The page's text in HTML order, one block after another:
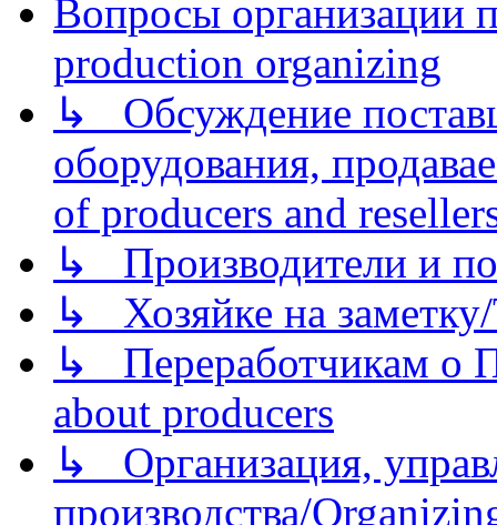
Вопросы организации
production organizing
↳ Обсуждение
оборудования,
of producers and
↳ Производители и
↳ Хозяйке на
↳ Переработчикам о
about producers
↳ Организация,
производства/